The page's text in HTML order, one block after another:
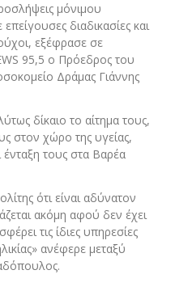
μόνιμου
διαδικασίες και
εξέφρασε σε
95,5 ο Πρόεδρος του
Δράμας Γιάννης
δίκαιο το αίτημα τους,
στον χώρο της υγείας,
ένταξη τους στα Βαρέα
ότι είναι αδύνατον
ακόμη αφού δεν έχει
τις ίδιες υπηρεσίες
ανέφερε μεταξύ